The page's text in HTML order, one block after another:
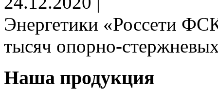
Энергетики «Россети
тысяч опорно-
Наша продукция